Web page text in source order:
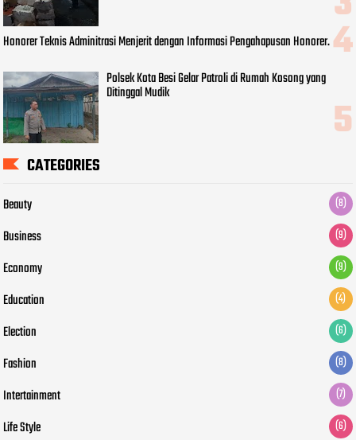
Honorer Teknis Adminitrasi Menjerit dengan Informasi Pengahapusan Honorer.
Polsek Kota Besi Gelar Patroli di Rumah Kosong yang
Ditinggal Mudik
CATEGORIES
Beauty (8)
Business (9)
Economy (9)
Education (4)
Election (6)
Fashion (8)
Intertainment (7)
Life Style (6)